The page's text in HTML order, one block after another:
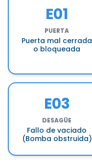
E01
PUERTA
Puerta mal cerrada
o bloqueada
E03
DESAGÜE
Fallo de vaciado
(Bomba obstruida)